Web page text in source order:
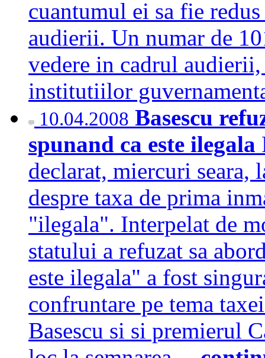
cuantumul ei sa fie
audierii. Un numar de
vedere in cadrul
institutiilor
10.04.2008 Basescu
spunand ca este ilegala
declarat, miercuri seara,
despre taxa de prima
"ilegala". Interpelat de
statului a refuzat sa
este ilegala" a fost
confruntare pe tema
Basescu si si premierul